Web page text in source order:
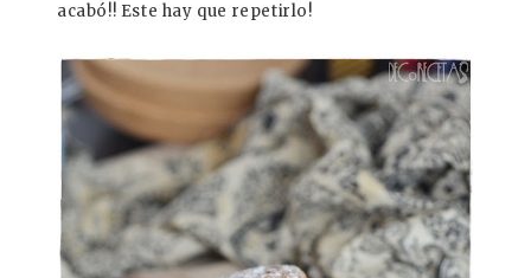
acabó!! Este hay que repetirlo!